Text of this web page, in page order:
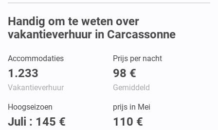
Handig om te weten over
vakantieverhuur in Carcassonne
Accommodaties
1.233
Vakantieverhuur
Prijs per nacht
98 €
Gemiddeld
Hoogseizoen
Juli : 145 €
prijs in Mei
110 €